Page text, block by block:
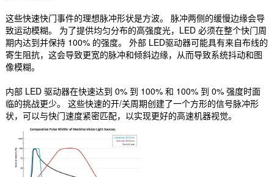
这些快速快门事件的理想脉冲形状是方波。 脉冲两侧的缓慢边缘会导
致运动模糊。 为了提供均匀分布的高强度光，LED 必须在整个快门周
期内达到并保持 100% 的强度。 外部 LED驱动器可能具有来自布线的
寄生阻抗，这会导致更宽的脉冲和倾斜边缘，从而导致系统抖动和图
像模糊。
内部 LED 驱动器在快速达到 0% 到 100% 和 100% 到 0% 强度时面
临的挑战更少。 这些快速的开/关周期创建了一个方形的信号脉冲形
状，可以与快门速度紧密匹配，以实现更好的高速机器视觉。